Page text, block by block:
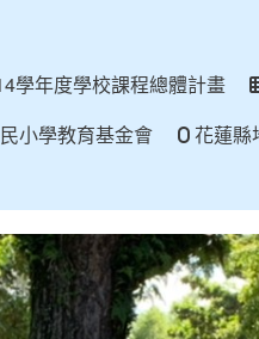
學年度學校課程總體計畫
小學教育基金會
花蓮縣